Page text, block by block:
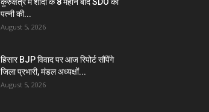
पत्नी की...
August 5, 2026
हिसार BJP विवाद पर आज रिपोर्ट सौंपेंगे
जिला प्रभारी, मंडल अध्यक्षों...
August 5, 2026